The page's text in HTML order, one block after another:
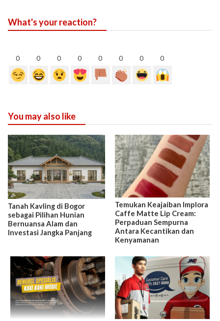
What's your reaction?
0 0 0 0 0 0 0 0
You may also like
Tanah Kavling di Bogor
sebagai Pilihan Hunian
Bernuansa Alam dan
Investasi Jangka Panjang
Temukan Keajaiban Implora
Caffe Matte Lip Cream:
Perpaduan Sempurna
Antara Kecantikan dan
Kenyamanan